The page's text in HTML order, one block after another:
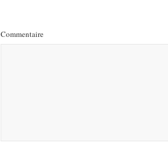
Commentaire